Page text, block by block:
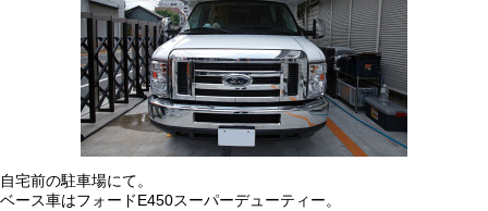
自宅前の駐車場にて。
ベース車はフォードE450スーパーデューティー。